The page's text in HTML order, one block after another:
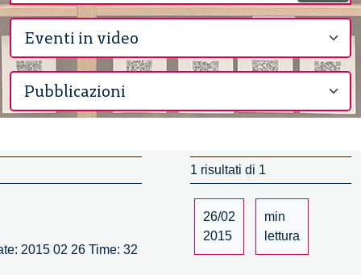
1 risultati di 1
2015 02 26 Time: 32
26/02
2015
min
lettura